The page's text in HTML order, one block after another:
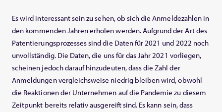
Es wird interessant sein zu sehen, ob sich die Anmeldezahlen in
den kommenden Jahren erholen werden. Aufgrund der Art des
Patentierungsprozesses sind die Daten für 2021 und 2022 noch
unvollständig. Die Daten, die uns für das Jahr 2021 vorliegen,
scheinen jedoch darauf hinzudeuten, dass die Zahl der
Anmeldungen vergleichsweise niedrig bleiben wird, obwohl
die Reaktionen der Unternehmen auf die Pandemie zu diesem
Zeitpunkt bereits relativ ausgereift sind. Es kann sein, dass